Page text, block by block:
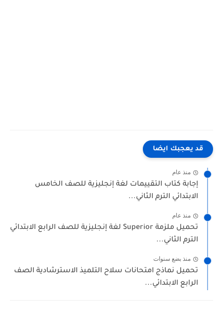
قد يعجبك ايضا
منذ عام
إجابة كتاب التقييمات لغة إنجليزية للصف الخامس
الابتدائي الترم الثاني...
منذ عام
تحميل ملزمة Superior لغة إنجليزية للصف الرابع الابتدائي
الترم الثاني...
منذ بضع سنوات
تحميل نماذج امتحانات سلاح التلميذ الاسترشادية الصف
الرابع الابتدائي...